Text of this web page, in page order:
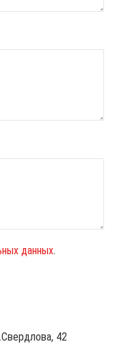
данных.
42